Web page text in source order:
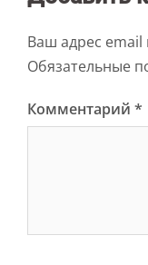
Ваш адрес email
Обязательные
Комментарий *